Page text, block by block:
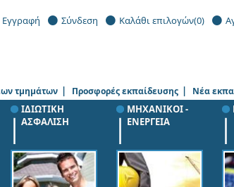
Εγγραφή Σύνδεση Καλάθι επιλογών(0)
τμημάτων | Προσφορές εκπαίδευσης | Νέα
ΙΔΙΩΤΙΚΗ
ΑΣΦΑΛΙΣΗ
ΜΗΧΑΝΙΚΟΙ -
ΕΝΕΡΓΕΙΑ